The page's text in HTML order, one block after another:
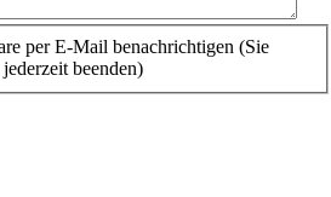
per E-Mail benachrichtigen (Sie
beenden)